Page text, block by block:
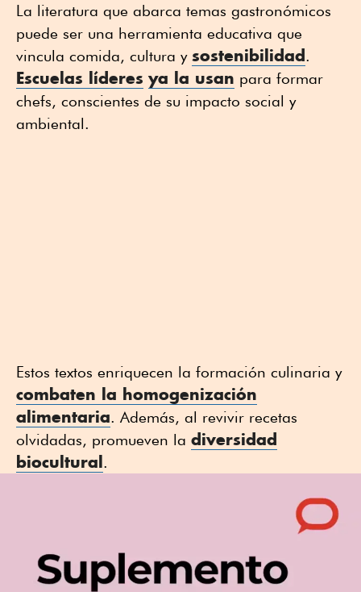
La literatura que abarca temas gastronómicos
puede ser una herramienta educativa que
vincula comida, cultura y sostenibilidad.
Escuelas líderes ya la usan para formar
chefs, conscientes de su impacto social y
ambiental.
Estos textos enriquecen la formación culinaria y
combaten la homogenización
alimentaria. Además, al revivir recetas
olvidadas, promueven la diversidad
biocultural.